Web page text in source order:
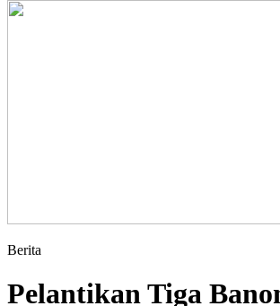
Berita
Pelantikan Tiga